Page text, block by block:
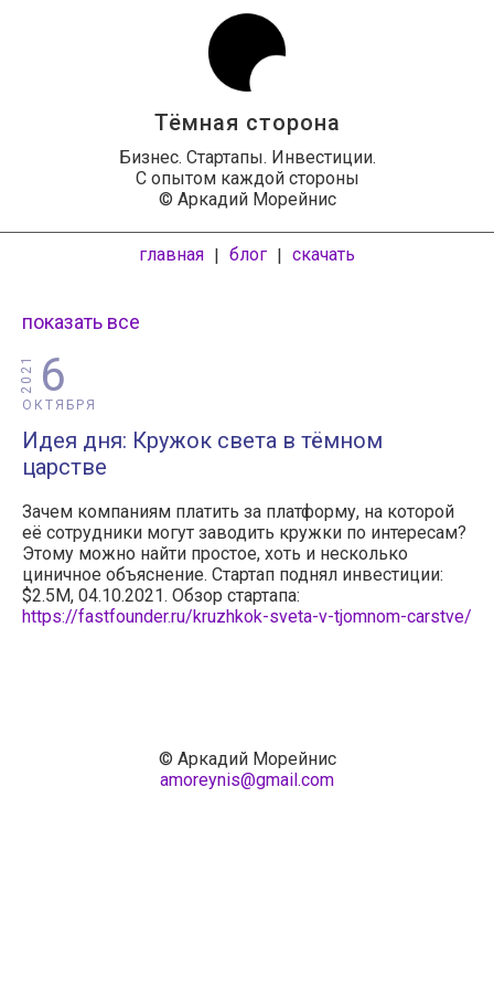
Тёмная сторона
Бизнес. Стартапы. Инвестиции.
С опытом каждой стороны
© Аркадий Морейнис
главная | блог | скачать
показать все
6
ОКТЯБРЯ
2021
Идея дня: Кружок света в тёмном
царстве
Зачем компаниям платить за платформу, на которой
её сотрудники могут заводить кружки по интересам?
Этому можно найти простое, хоть и несколько
циничное объяснение. Стартап поднял инвестиции:
$2.5M, 04.10.2021. Обзор стартапа:
https://fastfounder.ru/kruzhkok-sveta-v-tjomnom-carstve/
© Аркадий Морейнис
amoreynis@gmail.com